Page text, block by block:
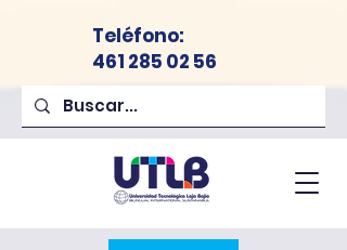
Teléfono:
461 285 02 56